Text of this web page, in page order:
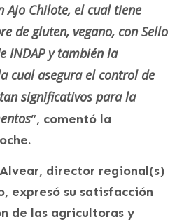
Ajo Chilote, el cual tiene
de gluten, vegano, con Sello
INDAP y también la
cual asegura el control de
significativos para la
”, comentó la
Alvear, director regional(s)
expresó su satisfacción
de las agricultoras y